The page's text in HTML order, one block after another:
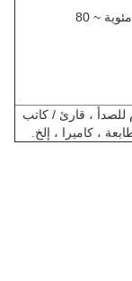
درجة حرارة التخزين: -40 درجة مئوية ~ 80
للصدأ ، قارئ / كاتب
، كاميرا ، إلخ.